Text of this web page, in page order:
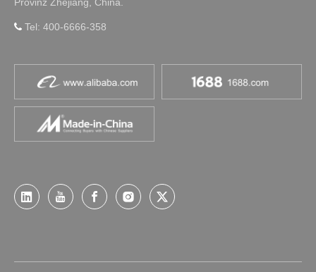
 Tel: 400-6666-358